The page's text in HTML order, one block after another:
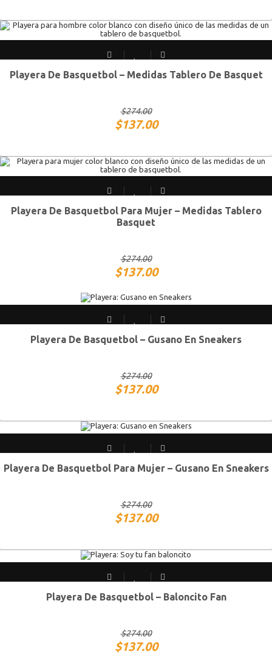
CH G XG
Playera De Basquetbol – Medidas Tablero De Basquet
$274.00
$137.00
CH M G XG
Playera De Basquetbol Para Mujer – Medidas Tablero
Basquet
$274.00
$137.00
CH M G XG
Playera De Basquetbol – Gusano En Sneakers
$274.00
$137.00
CH M G XG
Playera De Basquetbol Para Mujer – Gusano En Sneakers
$274.00
$137.00
CH M G XG
Playera De Basquetbol – Baloncito Fan
$274.00
$137.00